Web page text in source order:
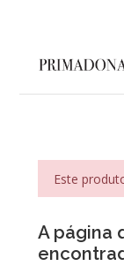
Este
A página